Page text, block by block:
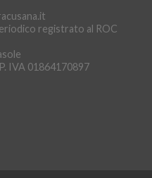
registrato al ROC
IVA 01864170897